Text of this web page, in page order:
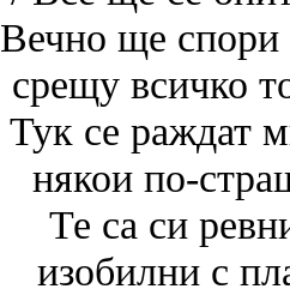
Вечно ще спори
срещу всичко
Тук се раждат
някои по-
Те са си
изобилни с